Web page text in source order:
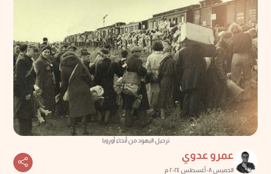
ترحيل اليهود من أنحاء أوروبا
عمرو عدوي
الخميس ٠٨ أغسطس ٢٠٢٤ م